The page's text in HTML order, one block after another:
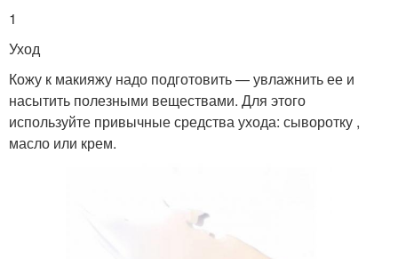
1
Уход
Кожу к макияжу надо подготовить — увлажнить ее и
насытить полезными веществами. Для этого
используйте привычные средства ухода: сыворотку ,
масло или крем.